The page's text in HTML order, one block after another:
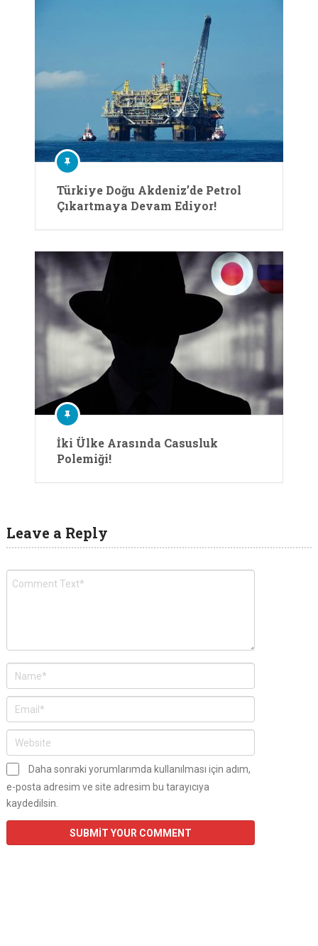
Türkiye Doğu Akdeniz’de Petrol
Çıkartmaya Devam Ediyor!
İki Ülke Arasında Casusluk
Polemiği!
Leave a Reply
Daha sonraki yorumlarımda kullanılması için adım,
e-posta adresim ve site adresim bu tarayıcıya
kaydedilsin.